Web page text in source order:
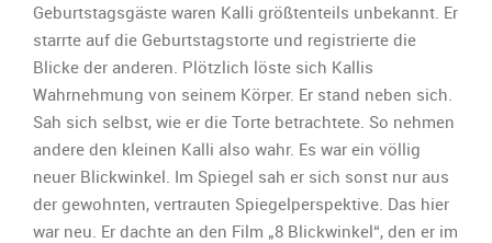
Körper
eines
anderen
Geburtstagsgäste waren Kalli größtenteils unbekannt. Er
starrte auf die Geburtstagstorte und registrierte die
Blicke der anderen. Plötzlich löste sich Kallis
Wahrnehmung von seinem Körper. Er stand neben sich.
Sah sich selbst, wie er die Torte betrachtete. So nehmen
andere den kleinen Kalli also wahr. Es war ein völlig
neuer Blickwinkel. Im Spiegel sah er sich sonst nur aus
der gewohnten, vertrauten Spiegelperspektive. Das hier
war neu. Er dachte an den Film „8 Blickwinkel“, den er im